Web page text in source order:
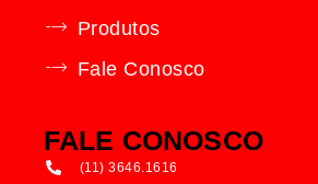
Produtos
Fale Conosco
FALE CONOSCO
(11) 3646.1616